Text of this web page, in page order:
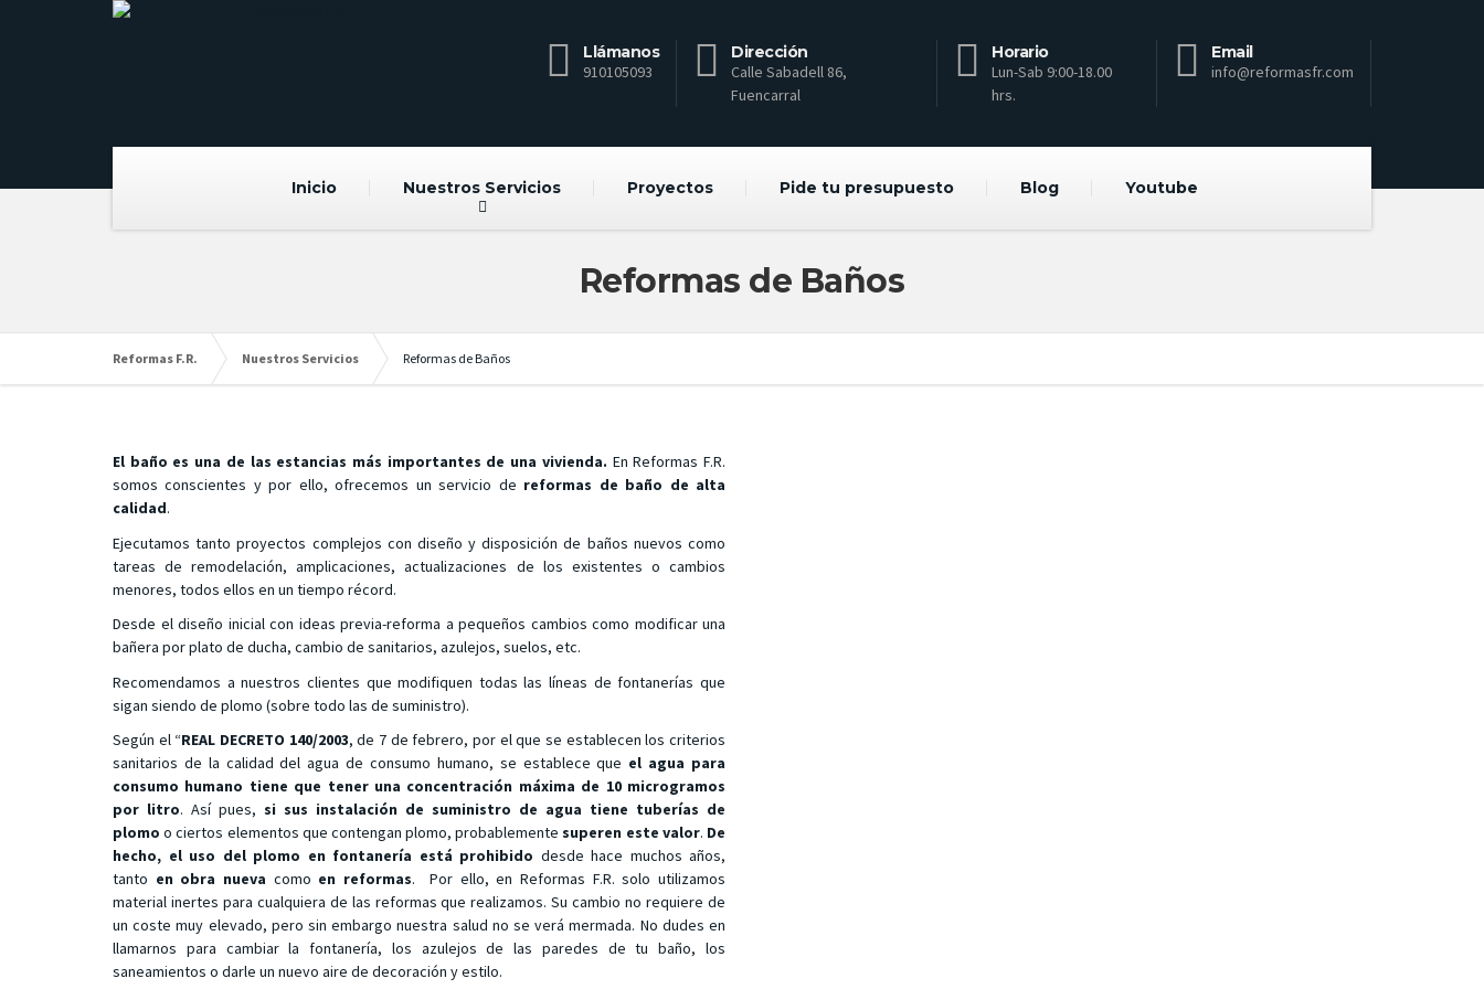
Llámanos
910105093
Dirección
Calle Sabadell 86,
Fuencarral
Horario
Lun-Sab 9:00-18.00
hrs.
Email
info@reformasfr.com
Inicio Nuestros Servicios Proyectos Pide tu presupuesto Blog Youtube
Reformas de Baños
Reformas F.R. Nuestros Servicios Reformas de Baños
El baño es una de las estancias más importantes de una vivienda. EnReformas F.R.
somos conscientes y por ello, ofrecemos un servicio de reformas de baño de alta
calidad.
Ejecutamos tanto proyectos complejos con diseño y disposición de baños nuevos como
tareas de remodelación, amplicaciones, actualizaciones de los existentes o cambios
menores, todos ellos en un tiempo récord.
Desde el diseño inicial con ideas previa-reforma a pequeños cambios como modificar una
bañera por plato de ducha, cambio de sanitarios, azulejos, suelos, etc.
Recomendamos a nuestros clientes que modifiquen todas las líneas de fontanerías que
sigan siendo de plomo (sobre todo las de suministro).
Según el “REAL DECRETO 140/2003, de 7 de febrero, por el que se establecen los criterios
sanitarios de la calidad del agua de consumo humano, se establece que el agua para
consumo humano tiene que tener una concentración máxima de 10 microgramos
por litro. Así pues, si sus instalación de suministro de agua tiene tuberías de
plomo o ciertos elementos que contengan plomo, probablementesuperen este valor. De
hecho, el uso del plomo en fontanería está prohibido desde hace muchos años,
tanto en obra nueva como en reformas. Por ello, enReformas F.R. solo utilizamos
material inertes para cualquiera de las reformas que realizamos. Su cambio no requiere de
un coste muy elevado, pero sin embargo nuestra salud no se verá mermada. No dudes en
llamarnos para cambiar la fontanería, los azulejos de las paredes de tu baño, los
saneamientos o darle un nuevo aire de decoración y estilo.